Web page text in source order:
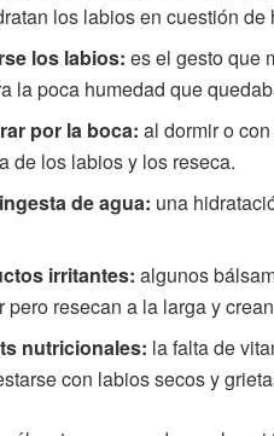
los labios en cuestión de
los labios: es el gesto que
la poca humedad que
por la boca: al dormir o
de los labios y los reseca.
de agua: una
irritantes: algunos
pero resecan a la larga y
nutricionales: la falta de
con labios secos y